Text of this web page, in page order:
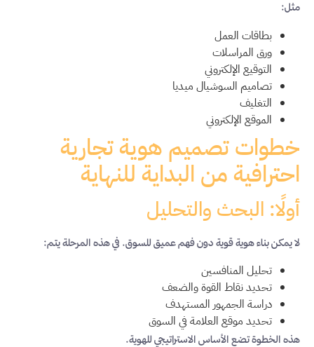
مثل:
بطاقات العمل
ورق المراسلات
التوقيع الإلكتروني
تصاميم السوشيال ميديا
التغليف
الموقع الإلكتروني
خطوات تصميم هوية تجارية
احترافية من البداية للنهاية
أولًا: البحث والتحليل
لا يمكن بناء هوية قوية دون فهم عميق للسوق. في هذه المرحلة يتم:
تحليل المنافسين
تحديد نقاط القوة والضعف
دراسة الجمهور المستهدف
تحديد موقع العلامة في السوق
هذه الخطوة تضع الأساس الاستراتيجي للهوية.